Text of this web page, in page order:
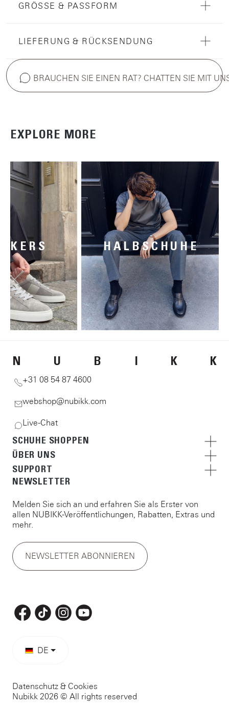
GRÖSSE & PASSFORM
LIEFERUNG & RÜCKSENDUNG
BRAUCHEN SIE EINEN RAT? CHATTEN SIE MIT
EXPLORE MORE
HALBSCHUHE
N U B I K K
+31 08 54 87 4600
webshop@nubikk.com
Live-Chat
SCHUHE SHOPPEN
ÜBER UNS
SUPPORT
NEWSLETTER
Melden Sie sich an und erfahren Sie als Erster von
allen NUBIKK-Veröffentlichungen, Rabatten, Extras und
mehr.
NEWSLETTER ABONNIEREN
DE
Datenschutz & Cookies
Nubikk 2026 © All rights reserved